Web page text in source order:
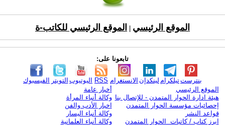
الموقع الرئيسي الموقع الرئيسي للكاتب-ة
تابعونا على:
الفيسبوك التويتر اليوتيوب RSS الانستغرام لينكدإن تيلكرامبنترست
الموقع الرئيسي
هيئة ادارة الحوار المتمدن - للإتصال بنا
إحصائيات مؤسسة الحوار المتمدن
قواعد النشر
ابرز كتاب / كاتبات الحوار المتمدن
أخبار عامة
وكالة أنباء المرأة
اخبار الأدب والفن
وكالة أنباء اليسار
وكالة أنباء العلمانية